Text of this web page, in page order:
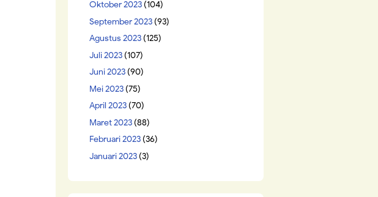
Oktober 2023(104)
September 2023(93)
Agustus 2023(125)
Juli 2023(107)
Juni 2023(90)
Mei 2023(75)
April 2023(70)
Maret 2023(88)
Februari 2023(36)
Januari 2023(3)